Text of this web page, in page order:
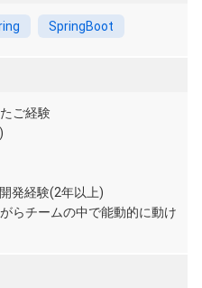
SpringBoot
ご経験
発経験(2年以上)
らチームの中で能動的に動け